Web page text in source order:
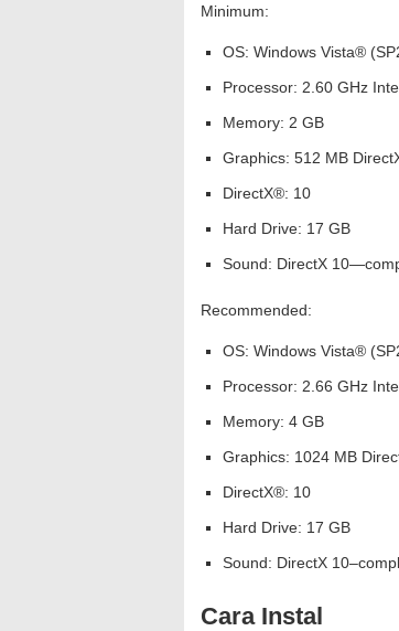
Minimum:
OS: Windows Vista®
Processor: 2.60 GHz
Memory: 2 GB
Graphics: 512 MB
DirectX®: 10
Hard Drive: 17 GB
Sound: DirectX
Recommended:
OS: Windows Vista®
Processor: 2.66 GHz
Memory: 4 GB
Graphics: 1024 MB
DirectX®: 10
Hard Drive: 17 GB
Sound: DirectX
Cara Instal